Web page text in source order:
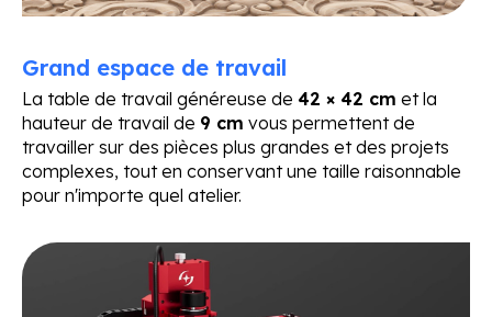
Grand espace de travail
La table de travail généreuse de 42 × 42 cm et la
hauteur de travail de 9 cm vous permettent de
travailler sur des pièces plus grandes et des projets
complexes, tout en conservant une taille raisonnable
pour n'importe quel atelier.